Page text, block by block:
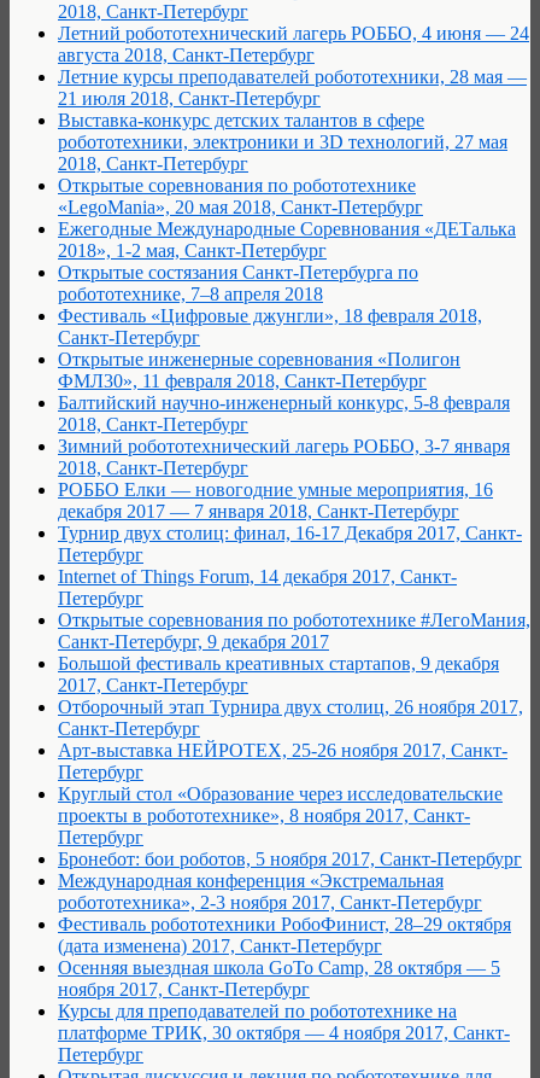
2018, Санкт-Петербург
Летний робототехнический лагерь РОББО, 4 июня — 24
августа 2018, Санкт-Петербург
Летние курсы преподавателей робототехники, 28 мая —
21 июля 2018, Санкт-Петербург
Выставка-конкурс детских талантов в сфере
робототехники, электроники и 3D технологий, 27 мая
2018, Санкт-Петербург
Открытые соревнования по робототехнике
«LegoMania», 20 мая 2018, Санкт-Петербург
Ежегодные Международные Соревнования «ДЕТалька
2018», 1-2 мая, Санкт-Петербург
Открытые состязания Санкт-Петербурга по
робототехнике, 7–8 апреля 2018
Фестиваль «Цифровые джунгли», 18 февраля 2018,
Санкт-Петербург
Открытые инженерные соревнования «Полигон
ФМЛ30», 11 февраля 2018, Санкт-Петербург
Балтийский научно-инженерный конкурс, 5-8 февраля
2018, Санкт-Петербург
Зимний робототехнический лагерь РОББО, 3-7 января
2018, Санкт-Петербург
РОББО Елки — новогодние умные мероприятия, 16
декабря 2017 — 7 января 2018, Санкт-Петербург
Турнир двух столиц: финал, 16-17 Декабря 2017, Санкт-
Петербург
Internet of Things Forum, 14 декабря 2017, Санкт-
Петербург
Открытые соревнования по робототехнике #ЛегоМания,
Санкт-Петербург, 9 декабря 2017
Большой фестиваль креативных стартапов, 9 декабря
2017, Санкт-Петербург
Отборочный этап Турнира двух столиц, 26 ноября 2017,
Санкт-Петербург
Арт-выставка НЕЙРОТЕХ, 25-26 ноября 2017, Санкт-
Петербург
Круглый стол «Образование через исследовательские
проекты в робототехнике», 8 ноября 2017, Санкт-
Петербург
Бронебот: бои роботов, 5 ноября 2017, Санкт-Петербург
Международная конференция «Экстремальная
робототехника», 2-3 ноября 2017, Санкт-Петербург
Фестиваль робототехники РобоФинист, 28–29 октября
(дата изменена) 2017, Санкт-Петербург
Осенняя выездная школа GoTo Camp, 28 октября — 5
ноября 2017, Санкт-Петербург
Курсы для преподавателей по робототехнике на
платформе ТРИК, 30 октября — 4 ноября 2017, Санкт-
Петербург